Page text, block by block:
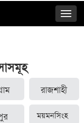
রাজশাহী
ময়মনসিংহ